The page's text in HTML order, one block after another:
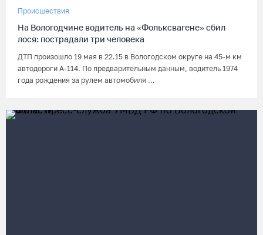
Происшествия
На Вологодчине водитель на «Фольксвагене» сбил
лося: пострадали три человека
ДТП произошло 19 мая в 22.15 в Вологодском округе на 45-м км
автодороги А-114. По предварительным данным, водитель 1974
года рождения за рулем автомобиля ...